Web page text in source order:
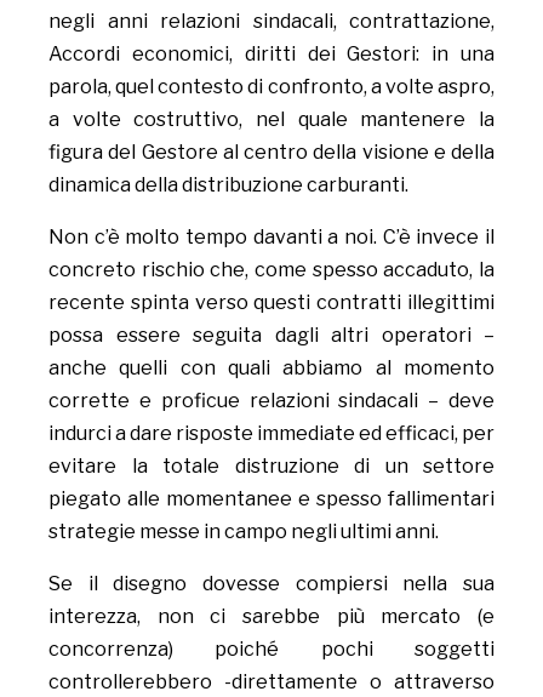
negli anni relazioni sindacali, contrattazione,
Accordi economici, diritti dei Gestori: in una
parola, quel contesto di confronto, a volte aspro,
a volte costruttivo, nel quale mantenere la
figura del Gestore al centro della visione e della
dinamica della distribuzione carburanti.
Non c’è molto tempo davanti a noi. C’è invece il
concreto rischio che, come spesso accaduto, la
recente spinta verso questi contratti illegittimi
possa essere seguita dagli altri operatori –
anche quelli con quali abbiamo al momento
corrette e proficue relazioni sindacali – deve
indurci a dare risposte immediate ed efficaci, per
evitare la totale distruzione di un settore
piegato alle momentanee e spesso fallimentari
strategie messe in campo negli ultimi anni.
Se il disegno dovesse compiersi nella sua
interezza, non ci sarebbe più mercato (e
concorrenza) poiché pochi soggetti
controllerebbero -direttamente o attraverso